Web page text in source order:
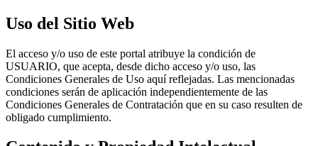
Uso del Sitio Web
El acceso y/o uso de este portal atribuye la condición de
USUARIO, que acepta, desde dicho acceso y/o uso, las
Condiciones Generales de Uso aquí reflejadas. Las mencionadas
condiciones serán de aplicación independientemente de las
Condiciones Generales de Contratación que en su caso resulten de
obligado cumplimiento.